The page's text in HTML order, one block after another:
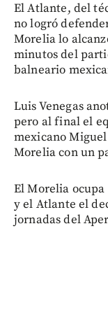
El Atlante, del
no logró
Morelia lo
minutos del
balneario
Luis Venegas
pero al final el
mexicano
Morelia con un
El Morelia
y el Atlante el
jornadas del